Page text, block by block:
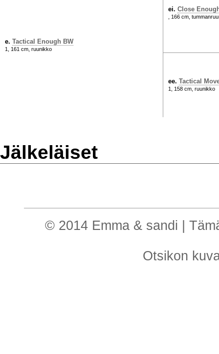
e. Tactical Enough BW
1, 161 cm, ruunikko
ei. Close
, 166 cm,
ee. Tactical
1, 158 cm, ruunikko
Jälkeläiset
© 2014 Emma & sandi |
Otsikon